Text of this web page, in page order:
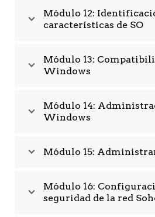
Módulo 12:
características de SO
Módulo 13:
Windows
Módulo 14:
Windows
Módulo 15:
Módulo 16:
seguridad de la red